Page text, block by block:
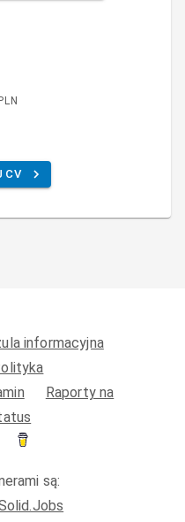
PLN
CV
informacyjna
Raporty na
są: